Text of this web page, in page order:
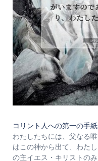
コリント人への第一の手
わたしたちには、父なる
はこの神から出て、わた
の主イエス・キリストの